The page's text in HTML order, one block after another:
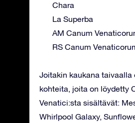
Chara
La Superba
AM Canum
RS Canum
Joitakin kaukana taivaalla
kohteita, joita on löydetty
Venatici:sta sisältävät:
Whirlpool Galaxy,